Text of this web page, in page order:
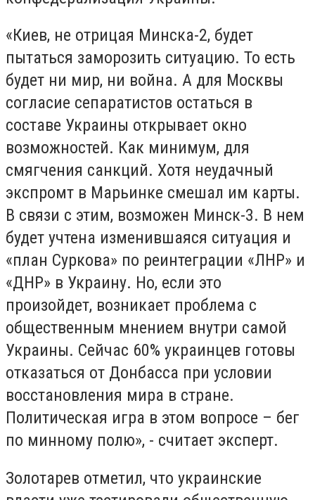
«Киев, не отрицая Минска-2, будет
пытаться заморозить ситуацию. То есть
будет ни мир, ни война. А для Москвы
согласие сепаратистов остаться в
составе Украины открывает окно
возможностей. Как минимум, для
смягчения санкций. Хотя неудачный
экспромт в Марьинке смешал им карты.
В связи с этим, возможен Минск-3. В нем
будет учтена изменившаяся ситуация и
«план Суркова» по реинтеграции «ЛНР» и
«ДНР» в Украину. Но, если это
произойдет, возникает проблема с
общественным мнением внутри самой
Украины. Сейчас 60% украинцев готовы
отказаться от Донбасса при условии
восстановления мира в стране.
Политическая игра в этом вопросе – бег
по минному полю», - считает эксперт.
Золотарев отметил, что украинские